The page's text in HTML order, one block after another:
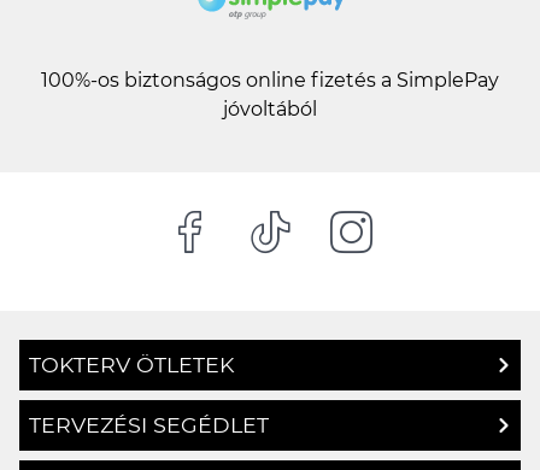
100%-os biztonságos online fizetés a SimplePay
jóvoltából
TOKTERV ÖTLETEK
TERVEZÉSI SEGÉDLET